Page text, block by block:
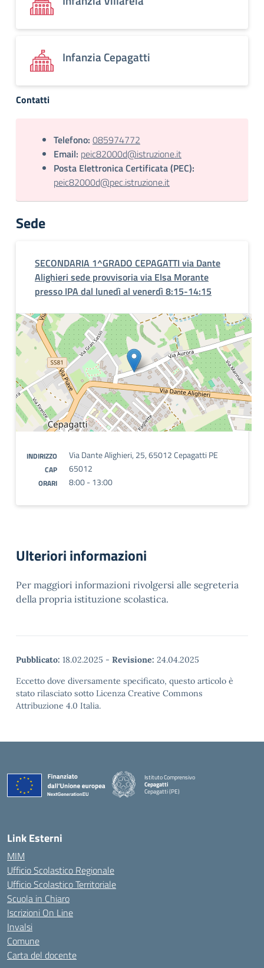
Infanzia Cepagatti
Contatti
Telefono: 085974772
Email: peic82000d@istruzione.it
Posta Elettronica Certificata (PEC):
peic82000d@pec.istruzione.it
Sede
SECONDARIA 1^GRADO CEPAGATTI via Dante
Alighieri sede provvisoria via Elsa Morante
presso IPA dal lunedì al venerdì 8:15-14:15
INDIRIZZO Via Dante Alighieri, 25, 65012 Cepagatti PE
CAP 65012
ORARI 8:00 - 13:00
Ulteriori informazioni
Per maggiori informazioni rivolgersi alle segreteria
della propria istituzione scolastica.
Pubblicato: 18.02.2025 - Revisione: 24.04.2025
Eccetto dove diversamente specificato, questo articolo è
stato rilasciato sotto Licenza Creative Commons
Attribuzione 4.0 Italia.
Istituto Comprensivo
Cepagatti
Cepagatti (PE)
— Visita la pagina iniziale della scuola
Link Esterni
MIM
Ufficio Scolastico Regionale
Ufficio Scolastico Territoriale
Scuola in Chiaro
Iscrizioni On Line
Invalsi
Comune
Carta del docente